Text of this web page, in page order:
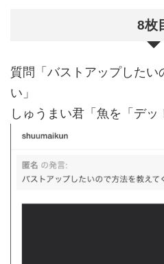
8枚
質問「バストアップしたい
い」
しゅうまい君「魚を「デッ